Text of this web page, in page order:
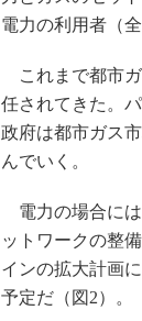
電力の利用者（
これまで都市ガ
任されてきた。
政府は都市ガス
んでいく。
電力の場合には
ットワークの整
インの拡大計画
予定だ（図2）。